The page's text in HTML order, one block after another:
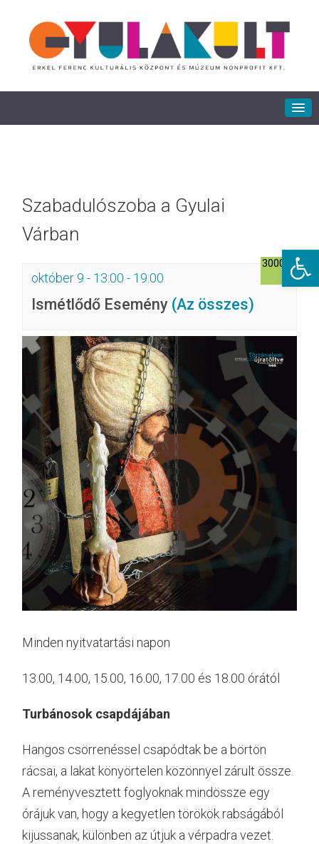
Szabadulószoba a Gyulai
Várban
október 9 - 13:00 - 19:00
Ismétlődő Esemény (Az összes)
3000Ft
Minden nyitvatartási napon
13.00, 14.00, 15.00, 16.00, 17.00 és 18.00 órától
Turbánosok csapdájában
Hangos csörrenéssel csapódtak be a börtön
rácsai, a lakat könyörtelen közönnyel zárult össze.
A reményvesztett foglyoknak mindössze egy
órájuk van, hogy a kegyetlen törökök rabságából
kijussanak, különben az útjuk a vérpadra vezet.